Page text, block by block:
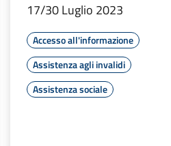
17/30 Luglio 2023
Accesso all'informazione
Assistenza agli invalidi
Assistenza sociale